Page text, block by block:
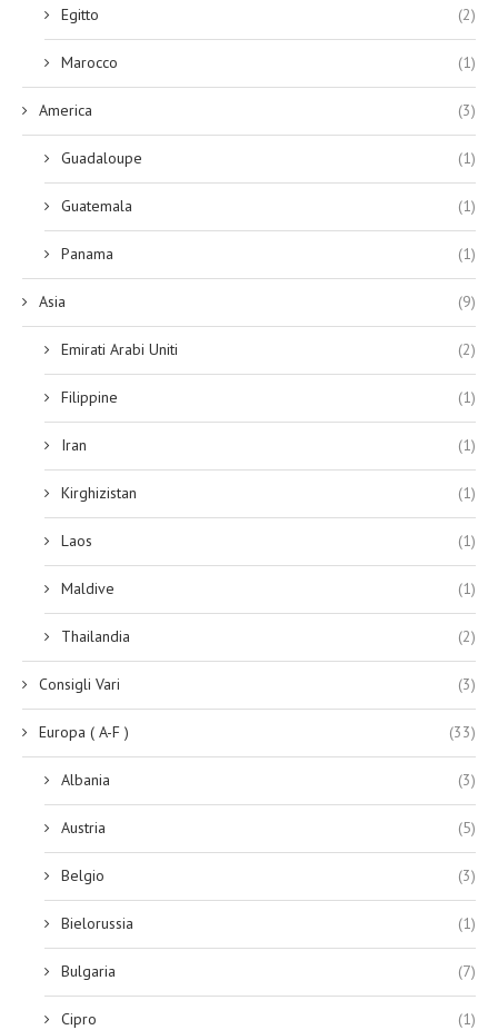
Egitto (2)
Marocco (1)
America (3)
Guadaloupe (1)
Guatemala (1)
Panama (1)
Asia (9)
Emirati Arabi Uniti (2)
Filippine (1)
Iran (1)
Kirghizistan (1)
Laos (1)
Maldive (1)
Thailandia (2)
Consigli Vari (3)
Europa ( A-F ) (33)
Albania (3)
Austria (5)
Belgio (3)
Bielorussia (1)
Bulgaria (7)
Cipro (1)